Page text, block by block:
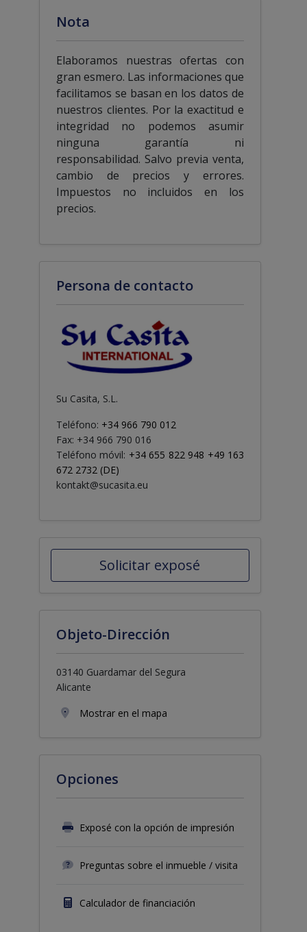
Nota
Elaboramos nuestras ofertas con
gran esmero. Las informaciones que
facilitamos se basan en los datos de
nuestros clientes. Por la exactitud e
integridad no podemos asumir
ninguna garantía ni
responsabilidad. Salvo previa venta,
cambio de precios y errores.
Impuestos no incluidos en los
precios.
Persona de contacto
Su Casita, S.L.
Teléfono: +34 966 790 012
Fax: +34 966 790 016
Teléfono móvil: +34 655 822 948 +49 163
672 2732 (DE)
kontakt@sucasita.eu
Solicitar exposé
Objeto-Dirección
03140 Guardamar del Segura
Alicante
Mostrar en el mapa
Opciones
Exposé con la opción de impresión
Preguntas sobre el inmueble / visita
Calculador de financiación